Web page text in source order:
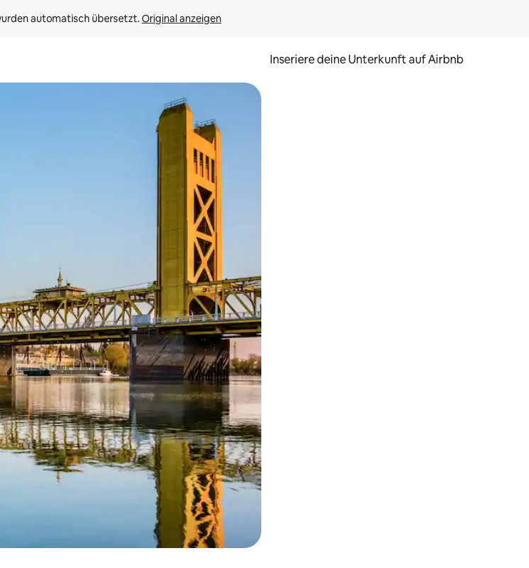
automatisch übersetzt. Original anzeigen
Inseriere deine Unterkunft auf Airbnb
unten oder erkunde die Ergebnisse durch Berühren oder Wischgesten.